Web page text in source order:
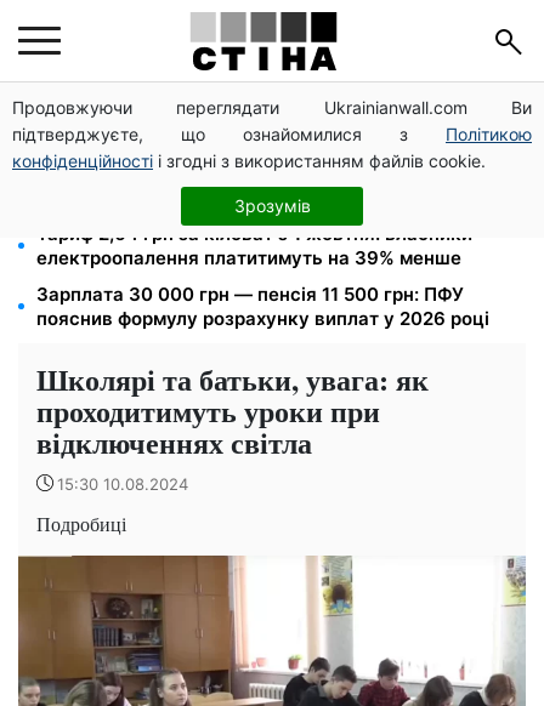
Продовжуючи переглядати Ukrainianwall.com Ви
підтверджуєте, що ознайомилися з Політикою
конфіденційності і згодні з використанням файлів cookie.
Зрозумів
12 300 грн від УВКБ ООН: пенсіонери та безробітні
переселенці отримають виплати у серпні
Тарифи Київстар і Vodafone подешевшали до 50%:
скільки коштує зв'язок у серпні
Тариф 2,64 грн за кіловат з 1 жовтня: власники
електроопалення платитимуть на 39% менше
Зарплата 30 000 грн — пенсія 11 500 грн: ПФУ
пояснив формулу розрахунку виплат у 2026 році
Школярі та батьки, увага: як
проходитимуть уроки при
відключеннях світла
15:30 10.08.2024
Подробиці